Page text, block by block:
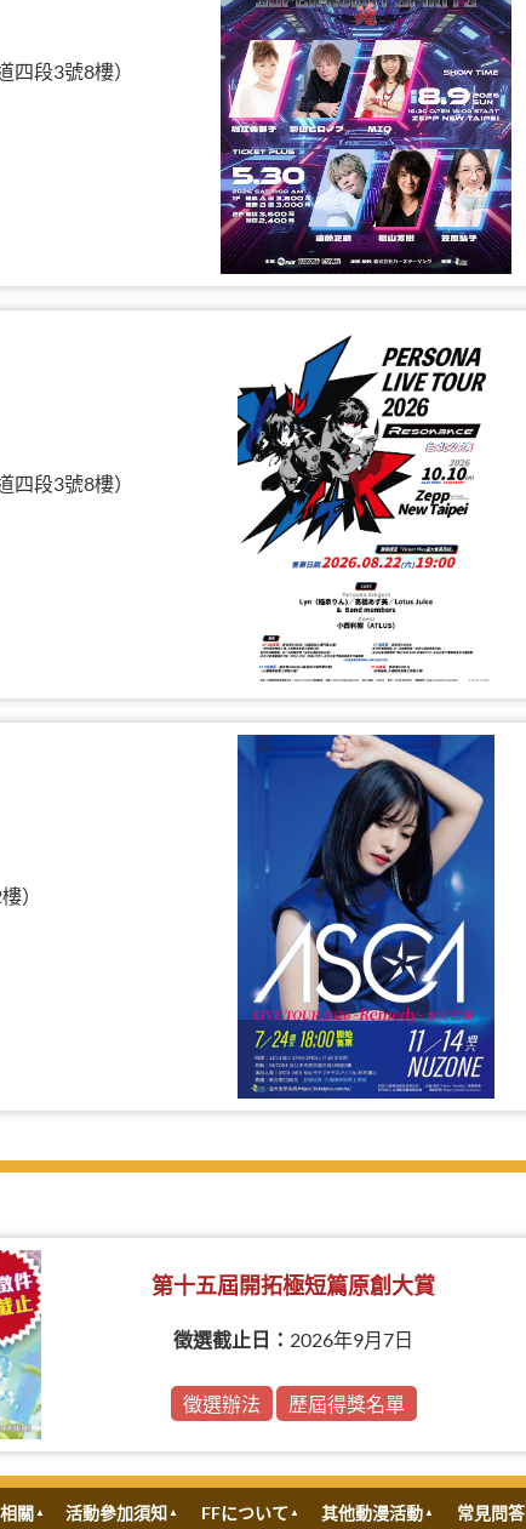
四段3號8樓）
四段3號8樓）
）
第十五屆開拓極短篇原創大賞
徵選截止日： 2026年9月7日
徵選辦法 歷屆得獎名單
關 活動參加須知 FFについて 其他動漫活動 常見問答